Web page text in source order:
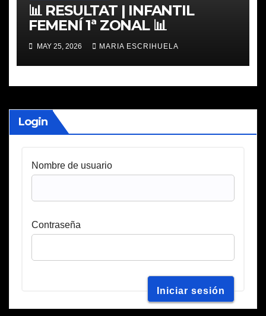
📊 RESULTAT | INFANTIL
FEMENÍ 1ª ZONAL 📊
MAY 25, 2026 MARIA ESCRIHUELA
Login
Nombre de usuario
Contraseña